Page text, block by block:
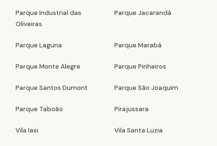
Parque Industrial das
Oliveiras
Parque Jacarandá
Parque Laguna Parque Marabá
Parque Monte Alegre Parque Pinheiros
Parque Santos Dumont Parque São Joaquim
Parque Taboão Pirajussara
Vila Iasi Vila Santa Luzia